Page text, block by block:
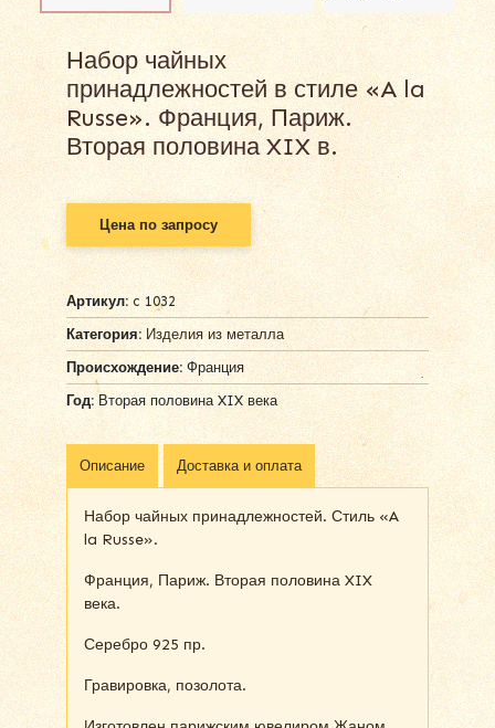
Набор чайных
принадлежностей в стиле «A la
Russe». Франция, Париж.
Вторая половина XIX в.
Цена по запросу
Артикул: c 1032
Категория: Изделия из металла
Происхождение:Франция
Год:Вторая половина XIX века
Описание Доставка и оплата
Набор чайных принадлежностей. Стиль «A
la Russe».
Франция, Париж. Вторая половина XIX
века.
Серебро 925 пр.
Гравировка, позолота.